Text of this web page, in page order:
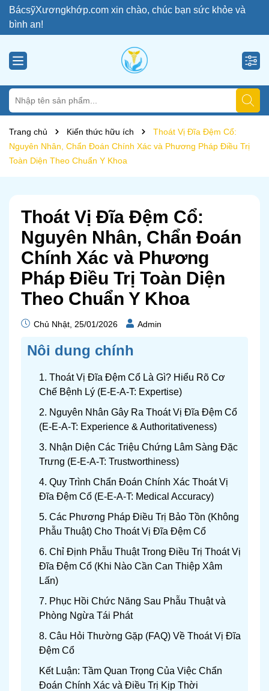
BácsỹXươngkhớp.com xin chào, chúc bạn sức khỏe và
bình an!
Trang chủ Kiến thức hữu ích
Thoát Vị Đĩa Đệm Cổ:
Nguyên Nhân, Chẩn Đoán Chính Xác và Phương Pháp Điều Trị
Toàn Diện Theo Chuẩn Y Khoa
Thoát Vị Đĩa Đệm Cổ:
Nguyên Nhân, Chẩn Đoán
Chính Xác và Phương
Pháp Điều Trị Toàn Diện
Theo Chuẩn Y Khoa
Chủ Nhật, 25/01/2026 Admin
Nôi dung chính
1. Thoát Vị Đĩa Đệm Cổ Là Gì? Hiểu Rõ Cơ
Chế Bệnh Lý (E-E-A-T: Expertise)
2. Nguyên Nhân Gây Ra Thoát Vị Đĩa Đệm Cổ
(E-E-A-T: Experience & Authoritativeness)
3. Nhận Diện Các Triệu Chứng Lâm Sàng Đặc
Trưng (E-E-A-T: Trustworthiness)
4. Quy Trình Chẩn Đoán Chính Xác Thoát Vị
Đĩa Đệm Cổ (E-E-A-T: Medical Accuracy)
5. Các Phương Pháp Điều Trị Bảo Tồn (Không
Phẫu Thuật) Cho Thoát Vị Đĩa Đệm Cổ
6. Chỉ Định Phẫu Thuật Trong Điều Trị Thoát Vị
Đĩa Đệm Cổ (Khi Nào Cần Can Thiệp Xâm
Lấn)
7. Phục Hồi Chức Năng Sau Phẫu Thuật và
Phòng Ngừa Tái Phát
8. Câu Hỏi Thường Gặp (FAQ) Về Thoát Vị Đĩa
Đệm Cổ
Kết Luận: Tầm Quan Trọng Của Việc Chẩn
Đoán Chính Xác và Điều Trị Kịp Thời